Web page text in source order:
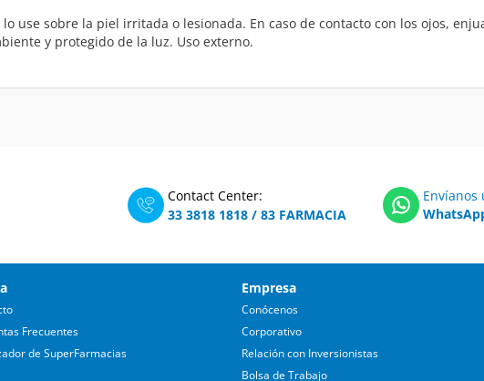
use sobre la piel irritada o lesionada. En caso de contacto con los ojos,
y protegido de la luz. Uso externo.
Contact Center:
33 3818 1818 / 83 FARMACIA
Envíanos
Frecuentes
de SuperFarmacias
Empresa
Conócenos
Corporativo
Relación con Inversionistas
Bolsa de Trabajo